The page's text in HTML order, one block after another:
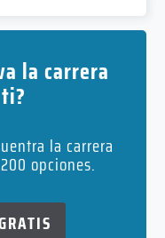
la carrera
la carrera
opciones.